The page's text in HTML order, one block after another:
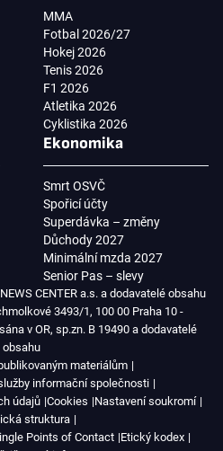
MMA
Fotbal 2026/27
Hokej 2026
Tenis 2026
F1 2026
Atletika 2026
Cyklistika 2026
Ekonomika
Smrt OSVČ
Spořicí účty
Superdávka – změny
Důchody 2027
Minimální mzda 2027
Senior Pas – slevy
CENTER a.s. a dodavatelé obsahu
3493/1, 100 00 Praha 10 -
v OR, sp.zn. B 19490 a dodavatelé
obsahu
materiálům
informační společnosti
údajů Cookies Nastavení soukromí
struktura
Points of Contact Etický kodex